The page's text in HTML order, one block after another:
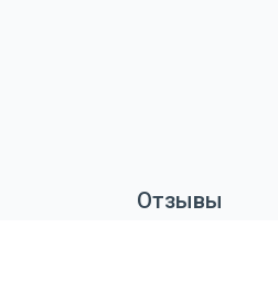
Отзывы